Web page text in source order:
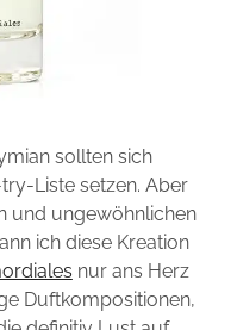
sollten sich
Liste setzen. Aber
und ungewöhnlichen
ich diese Kreation
nur ans Herz
Duftkompositionen,